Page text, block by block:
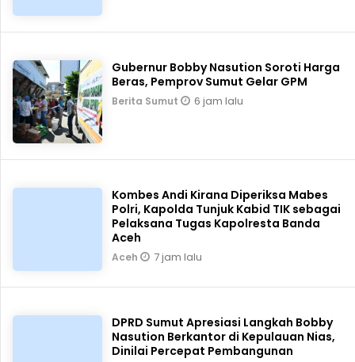
Gubernur Bobby Nasution Soroti Harga
Beras, Pemprov Sumut Gelar GPM
Berita Sumut 6 jam lalu
Kombes Andi Kirana Diperiksa Mabes
Polri, Kapolda Tunjuk Kabid TIK sebagai
Pelaksana Tugas Kapolresta Banda
Aceh
Aceh 7 jam lalu
DPRD Sumut Apresiasi Langkah Bobby
Nasution Berkantor di Kepulauan Nias,
Dinilai Percepat Pembangunan